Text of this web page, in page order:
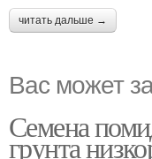
читать дальше →
Вас может
Семена
грунта